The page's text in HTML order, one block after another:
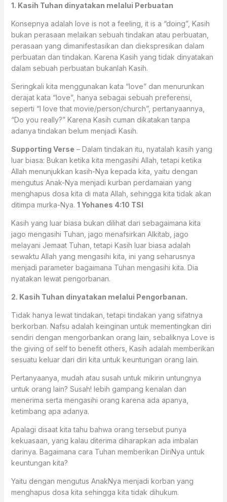
1. Kasih Tuhan dinyatakan melalui Perbuatan
Konsepnya adalah love is not a feeling, it is a “doing”, Kasih
bukan perasaan melaikan sebuah tindakan atau perbuatan,
perasaan yang dimanifestasikan dan diekspresikan dalam
perbuatan dan tindakan. Karena Kasih yang tidak dinyatakan
dalam sebuah perbuatan bukanlah Kasih.
Seringkali kita menggunakan kata “love” dan menurunkan
derajat kata “love”, hanya sebagai sebuah preferensi,
seperti “I love that movie/person/church”, pertanyaannya,
“Do you really?” Karena Kasih cuman dikatakan tanpa
adanya tindakan belum menjadi Kasih.
Supporting Verse – Dalam tindakan itu, nyatalah kasih yang
luar biasa: Bukan ketika kita mengasihi Allah, tetapi ketika
Allah menunjukkan kasih-Nya kepada kita, yaitu dengan
mengutus Anak-Nya menjadi kurban perdamaian yang
menghapus dosa kita di mata Allah, sehingga kita tidak akan
ditimpa murka-Nya. 1 Yohanes 4:10 TSI
Kasih yang luar biasa bukan dilihat dari sebagaimana kita
jago mengasihi Tuhan, jago menafsirkan Alkitab, jago
melayani Jemaat Tuhan, tetapi Kasih luar biasa adalah
sewaktu Allah yang mengasihi kita, ini yang seharusnya
menjadi parameter bagaimana Tuhan mengasihi kita. Dia
nyatakan lewat pengorbanan.
2. Kasih Tuhan dinyatakan melalui Pengorbanan.
Tidak hanya lewat tindakan, tetapi tindakan yang sifatnya
berkorban. Nafsu adalah keinginan untuk mementingkan diri
sendiri dengan mengorbankan orang lain, sebaliknya Love is
the giving of self to benefit others, Kasih adalah memberikan
sesuatu keluar dari diri kita untuk keuntungan orang lain.
Pertanyaanya, mudah atau susah untuk mikirin untungnya
untuk orang lain? Susah! lebih gampang kenalan dan
menerima serta mengasihi orang karena ada apanya,
ketimbang apa adanya.
Apalagi disaat kita tahu bahwa orang tersebut punya
kekuasaan, yang kalau diterima diharapkan ada imbalan
darinya. Bagaimana cara Tuhan memberikan DiriNya untuk
keuntungan kita?
Yaitu dengan mengutus AnakNya menjadi korban yang
menghapus dosa kita sehingga kita tidak dihukum.